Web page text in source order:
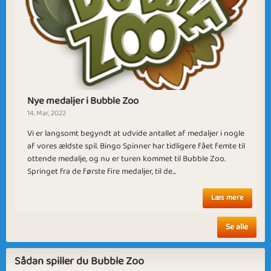
Last Summerdays Picking Flowers
Wrapping
Presents
Chili Cheyenne 06
0309
Summer of '69
Nye medaljer i Bubble Zoo
14. Mar, 2022
Vi er langsomt begyndt at udvide antallet af medaljer i nogle
af vores ældste spil. Bingo Spinner har tidligere fået femte til
ottende medalje, og nu er turen kommet til Bubble Zoo.
Springet fra de første fire medaljer, til de...
Læs mere
Se alle
Sådan spiller du Bubble Zoo